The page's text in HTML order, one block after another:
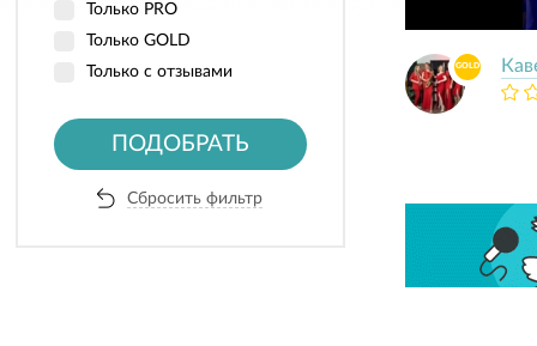
Только PRO
Только GOLD
Только с отзывами
ПОДОБРАТЬ
Сбросить фильтр
GOLD